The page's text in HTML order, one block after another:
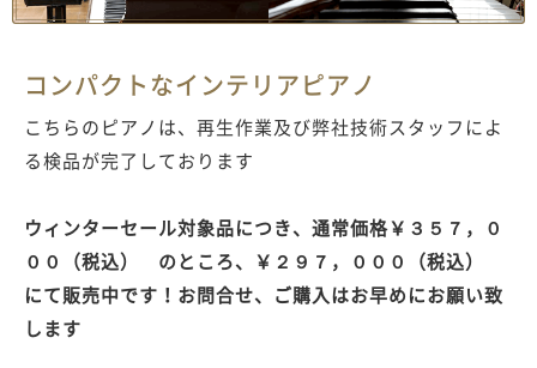
コンパクトなインテリアピアノ
こちらのピアノは、再生作業及び弊社技術スタッフによ
る検品が完了しております
ウィンターセール対象品につき、通常価格￥３５７，０
００（税込） のところ、￥２９７，０００（税込）
にて販売中です！お問合せ、ご購入はお早めにお願い致
します